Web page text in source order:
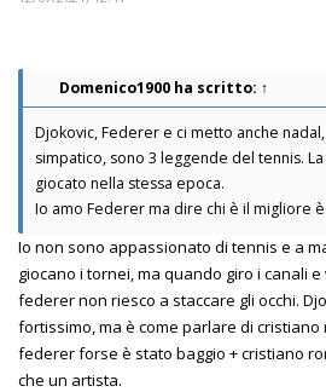
Domenico1900 ha scritto: ↑
Djokovic, Federer e ci metto anche
simpatico, sono 3 leggende del tennis.
giocato nella stessa epoca.
Io amo Federer ma dire chi è il migliore
Io non sono appassionato di tennis e a
giocano i tornei, ma quando giro i canali
federer non riesco a staccare gli occhi.
fortissimo, ma è come parlare di cristiano
federer forse è stato baggio + cristiano
che un artista.